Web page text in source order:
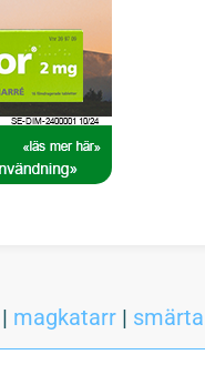
| magkatarr | smärta